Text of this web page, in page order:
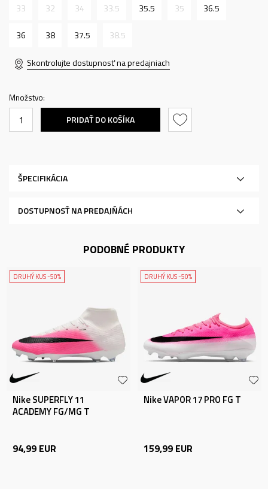
33 32 34 33.5 35.5 35 36.5
36 38 37.5 38.5
Skontrolujte dostupnosť na predajniach
Množstvo:
PRIDAŤ DO KOŠÍKA
ŠPECIFIKÁCIA
DOSTUPNOSŤ NA PREDAJŇÁCH
PODOBNÉ PRODUKTY
DRUHÝ KUS -50%
Nike SUPERFLY 11
ACADEMY FG/MG T
94,99 EUR
DRUHÝ KUS -50%
Nike VAPOR 17 PRO FG T
159,99 EUR